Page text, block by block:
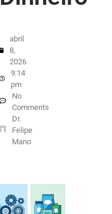
abril
8,
2026
9:14
pm
No
Comments
Dr.
Felipe
Mano